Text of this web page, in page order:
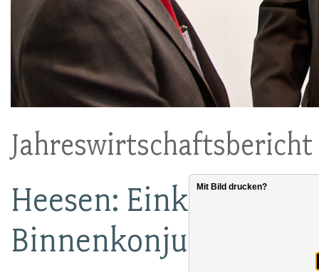
Jahreswirtschaftsbericht
Heesen:
Binnenkonjunktur
Mit Bild drucken?